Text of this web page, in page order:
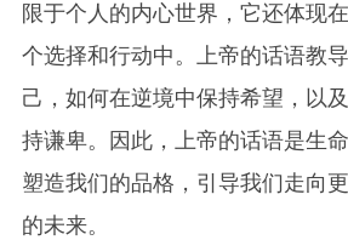
限于个人的内心世界，它还体现
个选择和行动中。上帝的话语教
己，如何在逆境中保持希望，以
持谦卑。因此，上帝的话语是生
塑造我们的品格，引导我们走向
的未来。